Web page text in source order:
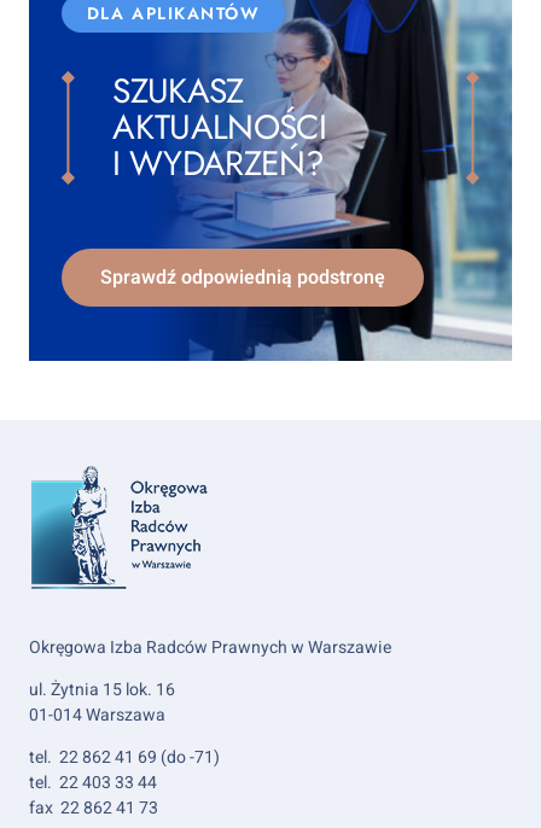
DLA APLIKANTÓW
SZUKASZ
AKTUALNOŚCI
I WYDARZEŃ?
Sprawdź odpowiednią podstronę
Okręgowa Izba Radców Prawnych w Warszawie
ul. Żytnia 15 lok. 16
01-014 Warszawa
tel. 22 862 41 69 (do -71)
tel. 22 403 33 44
fax 22 862 41 73